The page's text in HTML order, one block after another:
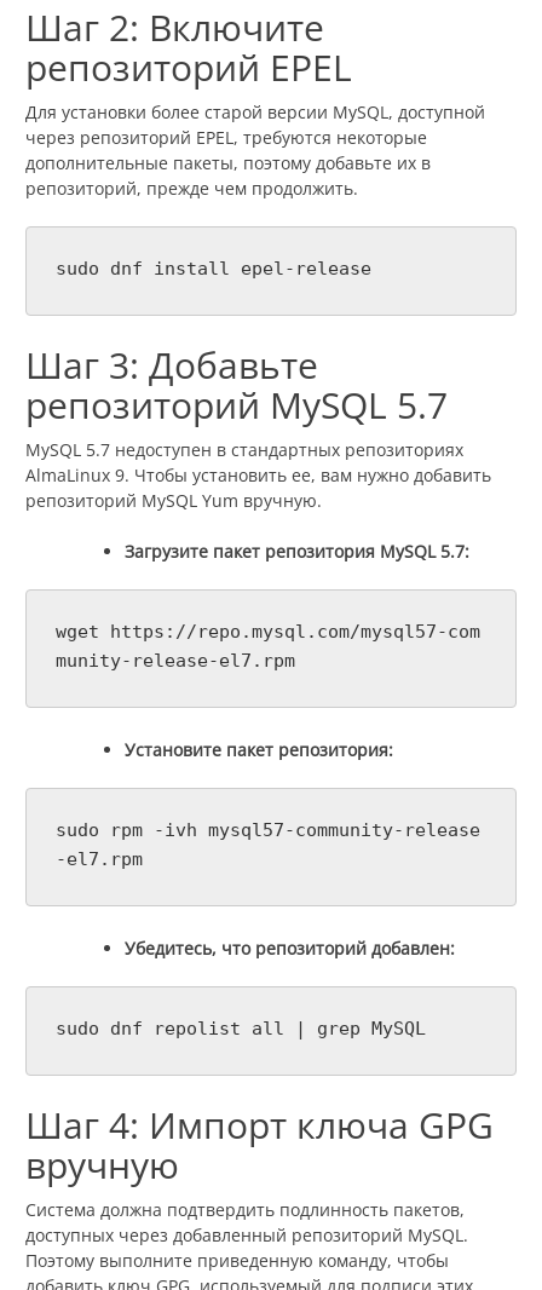
Шаг 2: Включите
репозиторий EPEL
Для установки более старой версии MySQL, доступной
через репозиторий EPEL, требуются некоторые
дополнительные пакеты, поэтому добавьте их в
репозиторий, прежде чем продолжить.
sudo dnf install epel-release
Шаг 3: Добавьте
репозиторий MySQL 5.7
MySQL 5.7 недоступен в стандартных репозиториях
AlmaLinux 9. Чтобы установить ее, вам нужно добавить
репозиторий MySQL Yum вручную.
Загрузите пакет репозитория MySQL 5.7:
wget https://repo.mysql.com/mysql57-com
munity-release-el7.rpm
Установите пакет репозитория:
sudo rpm -ivh mysql57-community-release
-el7.rpm
Убедитесь, что репозиторий добавлен:
sudo dnf repolist all | grep MySQL
Шаг 4: Импорт ключа GPG
вручную
Система должна подтвердить подлинность пакетов,
доступных через добавленный репозиторий MySQL.
Поэтому выполните приведенную команду, чтобы
добавить ключ GPG, используемый для подписи этих